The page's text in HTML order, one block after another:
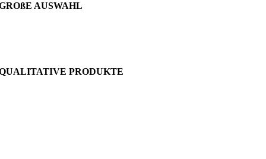
AUSWAHL
PRODUKTE